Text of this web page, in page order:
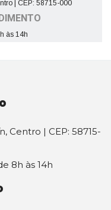
| CEP: 58715-000
às 14h
Centro | CEP: 58715-
8h às 14h